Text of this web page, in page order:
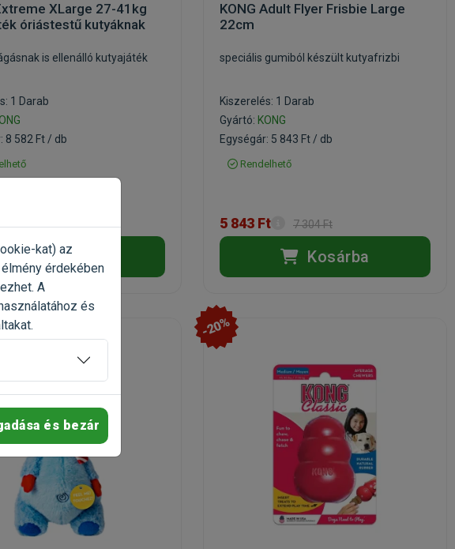
XLarge 27-41kg
óriástestű kutyáknak
is ellenálló kutyajáték
1 Darab
8 582 Ft / db
10 728 Ft
Kosárba
KONG Adult Flyer Frisbie Large
22cm
speciális gumiból készült kutyafrizbi
Kiszerelés: 1 Darab
Gyártó: KONG
Egységár: 5 843 Ft / db
Rendelhető
5 843 Ft 7 304 Ft
Kosárba
-20%
kat) az
érdekében
A
és
és bezár